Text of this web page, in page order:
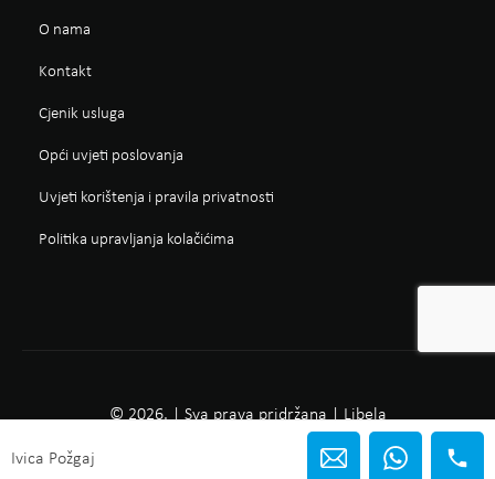
O nama
Kontakt
Cjenik usluga
Opći uvjeti poslovanja
Uvjeti korištenja i pravila privatnosti
Politika upravljanja kolačićima
© 2026. | Sva prava pridržana | Libela
Ivica Požgaj